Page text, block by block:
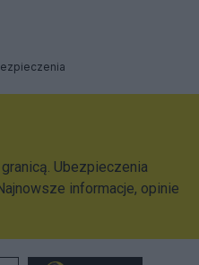
Ubezpieczenia
informacje, opinie